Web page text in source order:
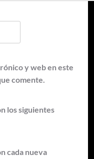
y web en este
comente.
los siguientes
cada nueva